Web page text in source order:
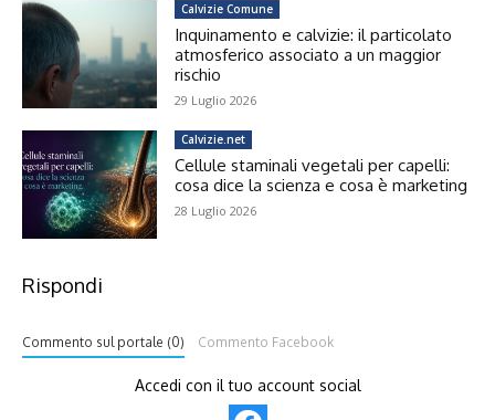
Calvizie Comune
Inquinamento e calvizie: il particolato
atmosferico associato a un maggior
rischio
29 Luglio 2026
Calvizie.net
Cellule staminali vegetali per capelli:
cosa dice la scienza e cosa è marketing
28 Luglio 2026
Rispondi
Commento sul portale (0) Commento Facebook
Accedi con il tuo account social